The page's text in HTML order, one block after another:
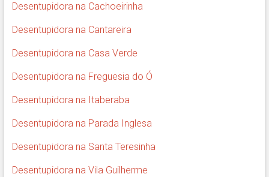
Desentupidora na Cachoeirinha
Desentupidora na Cantareira
Desentupidora na Casa Verde
Desentupidora na Freguesia do Ó
Desentupidora na Itaberaba
Desentupidora na Parada Inglesa
Desentupidora na Santa Teresinha
Desentupidora na Vila Guilherme